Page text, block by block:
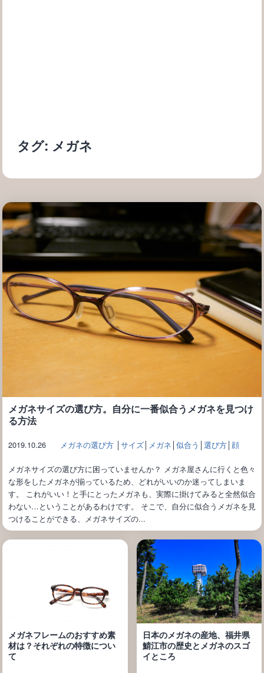
タグ: メガネ
メガネサイズの選び方。自分に一番似合うメガネを見つけ
る方法
2019.10.26 メガネの選び方│ サイズ│ メガネ 似合う 選び方│ 顔
メガネサイズの選び方に困っていませんか？ メガネ屋さんに行くと色々
な形をしたメガネが揃っているため、どれがいいのか迷ってしまいま
す。 これがいい！と手にとったメガネも、実際に掛けてみると全然似合
わない…ということがあるわけです。 そこで、自分に似合うメガネを見
つけることができる、メガネサイズの...
メガネフレームのおすすめ素
材は？それぞれの特徴につい
て
日本のメガネの産地、福井県
鯖江市の歴史とメガネのスゴ
イところ